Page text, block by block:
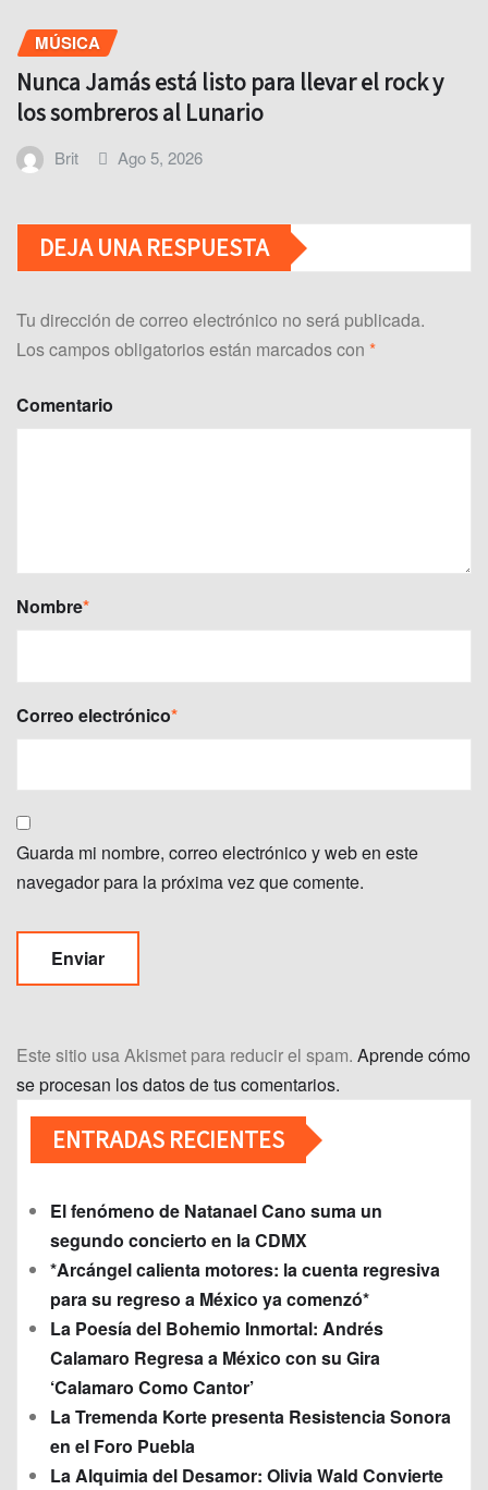
MÚSICA
Nunca Jamás está listo para llevar el rock y
los sombreros al Lunario
Brit Ago 5, 2026
DEJA UNA RESPUESTA
Tu dirección de correo electrónico no será publicada.
Los campos obligatorios están marcados con *
Comentario
Nombre*
Correo electrónico*
Guarda mi nombre, correo electrónico y web en este
navegador para la próxima vez que comente.
Este sitio usa Akismet para reducir el spam. Aprende cómo
se procesan los datos de tus comentarios.
ENTRADAS RECIENTES
El fenómeno de Natanael Cano suma un
segundo concierto en la CDMX
*Arcángel calienta motores: la cuenta regresiva
para su regreso a México ya comenzó*
La Poesía del Bohemio Inmortal: Andrés
Calamaro Regresa a México con su Gira
‘Calamaro Como Cantor’
La Tremenda Korte presenta Resistencia Sonora
en el Foro Puebla
La Alquimia del Desamor: Olivia Wald Convierte